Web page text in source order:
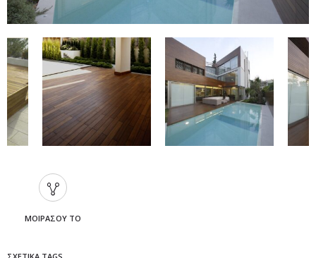
TEAK BURMA DECK ΚΑΙ ΕΠΕΝΔΥΣΗ
ΜΟΙΡΆΣΟΥ ΤΟ
ΣΧΕΤΙΚΆ TAGS